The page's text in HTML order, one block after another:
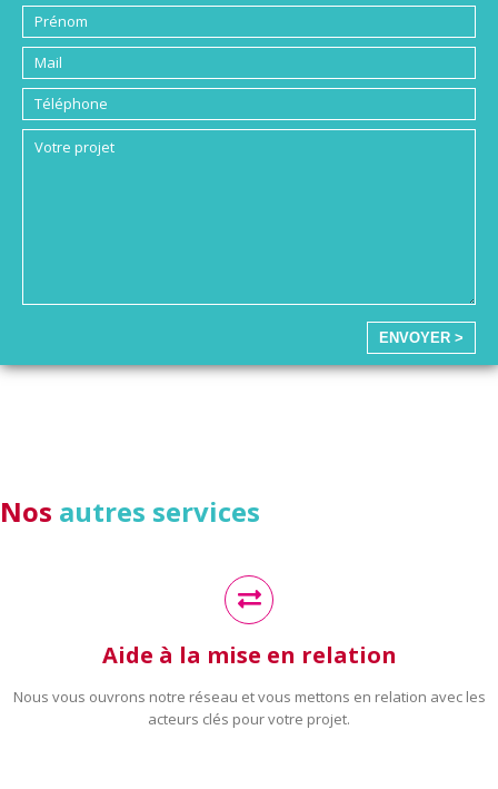
ENVOYER >
Nos autres services
Aide à la mise en relation
Nous vous ouvrons notre réseau et vous mettons en relation avec les
acteurs clés pour votre projet.